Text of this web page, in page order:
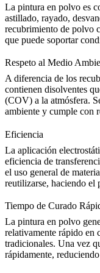
La pintura en polvo es
astillado, rayado,
recubrimiento de polvo
que puede soportar
Respeto al Medio
A diferencia de los
contienen disolventes
(COV) a la atmósfera.
ambiente y cumple con
Eficiencia
La aplicación
eficiencia de
el uso general de
reutilizarse, haciendo el
Tiempo de Curado
La pintura en polvo
relativamente rápido en
tradicionales. Una vez
rápidamente,